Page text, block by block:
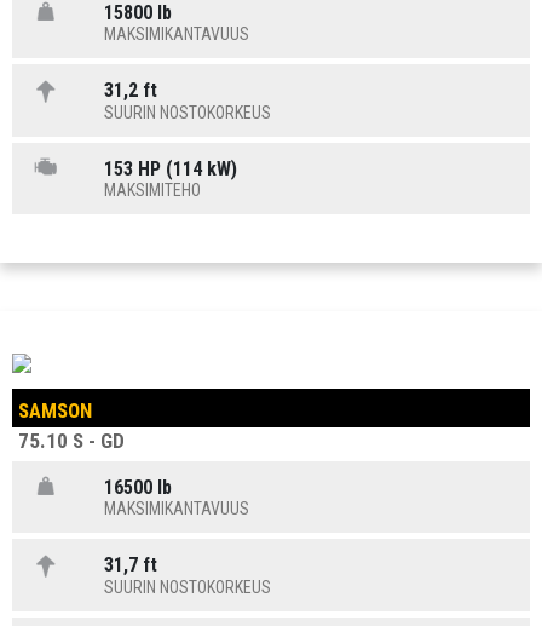
15800 lb
MAKSIMIKANTAVUUS
31,2 ft
SUURIN NOSTOKORKEUS
153 HP (114 kW)
MAKSIMITEHO
SAMSON
75.10 S - GD
16500 lb
MAKSIMIKANTAVUUS
31,7 ft
SUURIN NOSTOKORKEUS